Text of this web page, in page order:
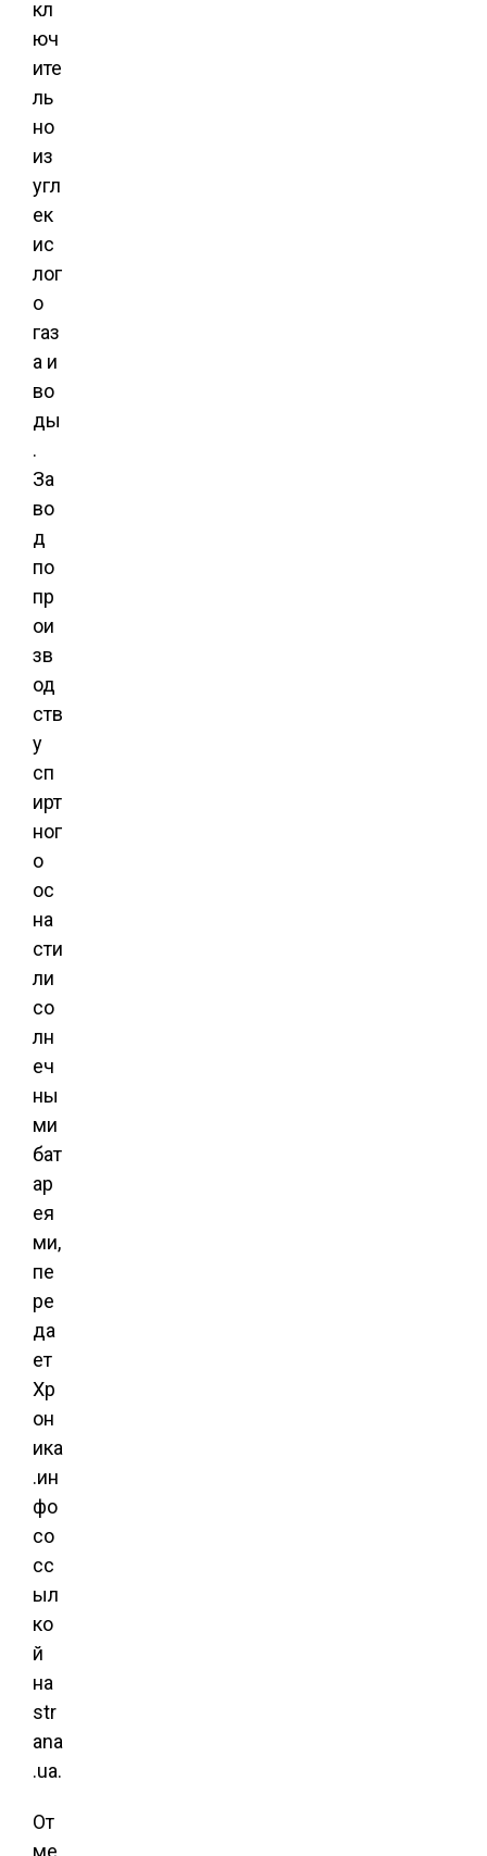
кл
юч
ите
ль
но
из
угл
ек
ис
лог
о
газ
а и
во
ды
.
За
во
д
по
пр
ои
зв
од
ств
у
сп
ирт
ног
о
ос
на
сти
ли
со
лн
еч
ны
ми
бат
ар
ея
ми,
пе
ре
да
ет
Хр
он
ика
.ин
фо
со
сс
ыл
ко
й
на
str
ana
.ua.
От
ме